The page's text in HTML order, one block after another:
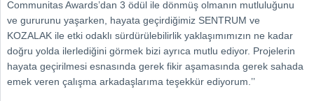
Communitas Awards’dan 3 ödül ile dönmüş olmanın mutluluğunu
ve gururunu yaşarken, hayata geçirdiğimiz SENTRUM ve
KOZALAK ile etki odaklı sürdürülebilirlik yaklaşımımızın ne kadar
doğru yolda ilerlediğini görmek bizi ayrıca mutlu ediyor. Projelerin
hayata geçirilmesi esnasında gerek fikir aşamasında gerek sahada
emek veren çalışma arkadaşlarıma teşekkür ediyorum.’’